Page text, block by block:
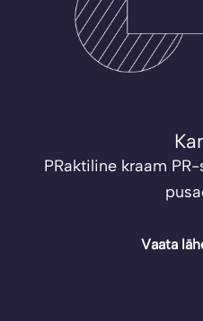
PRaktiline kraam
Vaata